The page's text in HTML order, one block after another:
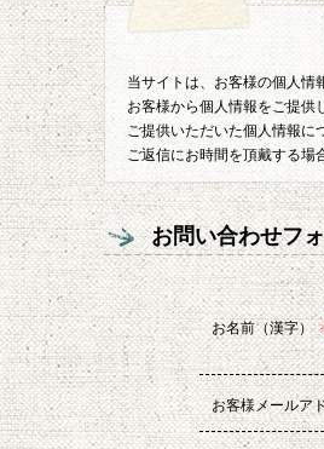
当サイトは、お客様の個人情
お客様から個人情報をご提供
ご提供いただいた個人情報に
ご返信にお時間を頂戴する
お問い合わせフ
お名前（漢字）
お客様メールア